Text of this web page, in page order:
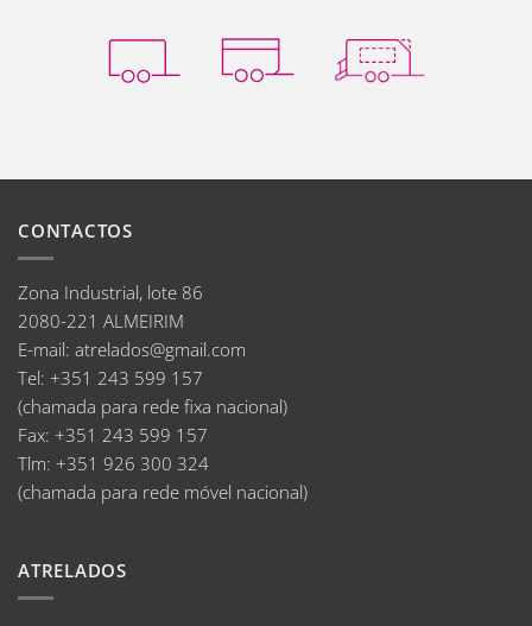
CONTACTOS
Zona Industrial, lote 86
2080-221 ALMEIRIM
E-mail: atrelados@gmail.com
Tel: +351 243 599 157
(chamada para rede fixa nacional)
Fax: +351 243 599 157
Tlm: +351 926 300 324
(chamada para rede móvel nacional)
ATRELADOS